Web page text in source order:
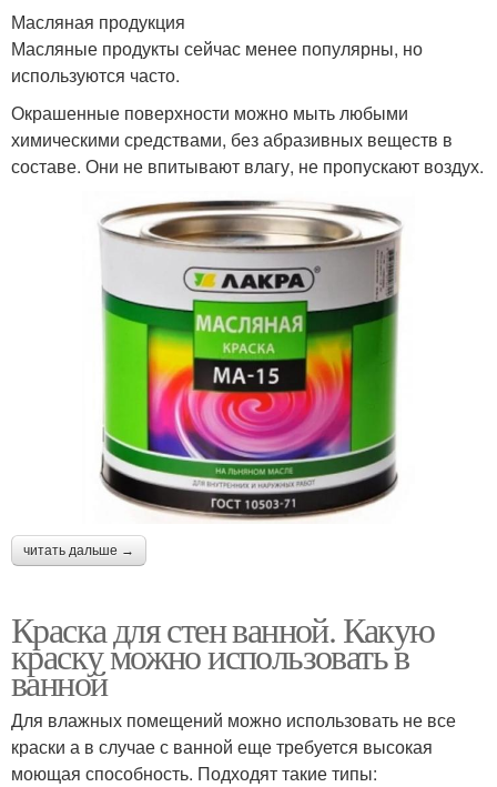
отделки
Краска с эффектом
Акрилатная краска Краска для кухонь
Масляная продукция
Масляные продукты сейчас менее популярны, но
используются часто.
Окрашенные поверхности можно мыть любыми
химическими средствами, без абразивных веществ в
составе. Они не впитывают влагу, не пропускают воздух.
читать дальше →
Краска для стен ванной. Какую
краску можно использовать в
ванной
Для влажных помещений можно использовать не все
краски а в случае с ванной еще требуется высокая
моющая способность. Подходят такие типы: